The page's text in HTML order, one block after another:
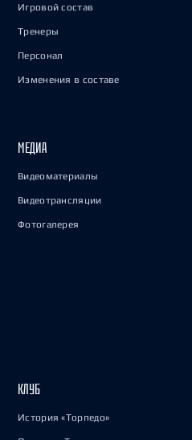
Игровой состав
Тренеры
Персонал
Изменения в составе
МЕДИА
Видеоматериалы
Видеотрансляции
Фотогалерея
КЛУБ
История «Торпедо»